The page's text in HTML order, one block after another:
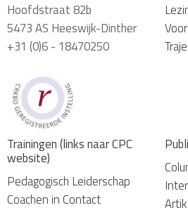
Hoofdstraat 82b
5473 AS Heeswijk-Dinther
+31 (0)6 - 18470250
Trainingen (links naar CPC
website)
Pedagogisch Leiderschap
Coachen in Contact